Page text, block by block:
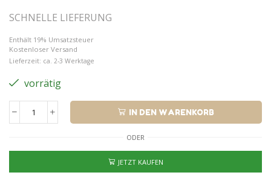
SCHNELLE LIEFERUNG
Enthält 19% Umsatzsteuer
Kostenloser Versand
Lieferzeit: ca. 2-3 Werktage
vorrätig
IN DEN WARENKORB
ODER
JETZT KAUFEN